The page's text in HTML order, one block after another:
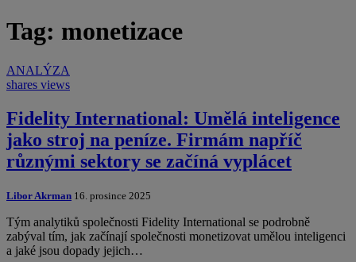
Tag: monetizace
ANALÝZA
shares views
Fidelity International: Umělá inteligence
jako stroj na peníze. Firmám napříč
různými sektory se začíná vyplácet
Libor Akrman 16. prosince 2025
Tým analytiků společnosti Fidelity International se podrobně
zabýval tím, jak začínají společnosti monetizovat umělou inteligenci
a jaké jsou dopady jejich…